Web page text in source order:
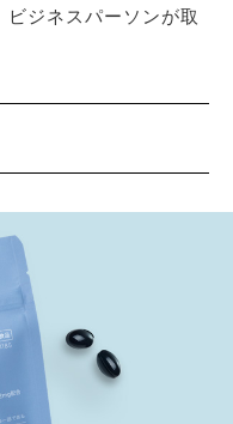
ジネスパーソンが取